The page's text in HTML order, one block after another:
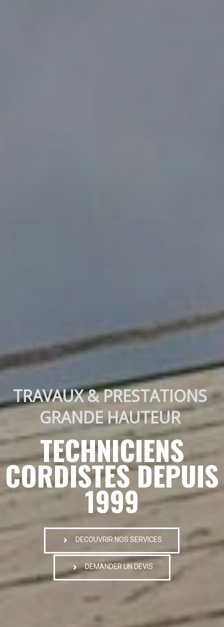
TRAVAUX & PRESTATIONS
GRANDE HAUTEUR
TECHNICIENS
CORDISTES DEPUIS
1999
DECOUVRIR NOS SERVICES
DEMANDER UN DEVIS